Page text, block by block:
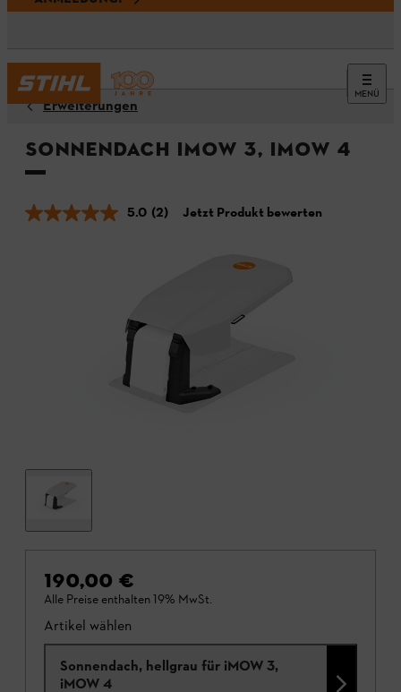
MENÜ
Erweiterungen
Sonnendach iMOW 3, iMOW 4
5.0 (2) Jetzt Produkt bewerten
190,00 €
Alle Preise enthalten 19% MwSt.
Artikel wählen
Sonnendach, hellgrau für iMOW 3,
iMOW 4